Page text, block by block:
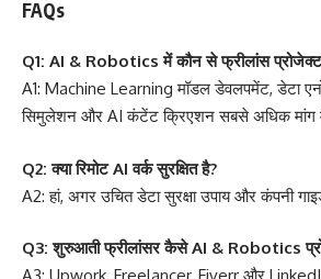
FAQs
Q1: AI & Robotics में कौन से फ्रीलांस
A1: Machine Learning मॉडल डेवलपमेंट, डेटा
सिमुलेशन और AI कंटेंट क्रिएशन सबसे अधिक मांग
Q2: क्या रिमोट AI वर्क सुरक्षित है?
A2: हां, अगर उचित डेटा सुरक्षा उपाय और कंपनी
Q3: शुरुआती फ्रीलांसर कैसे AI & Robotics